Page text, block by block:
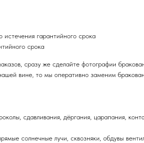
гарантийного срока
срока
сразу же сделайте фотографии
вине, то мы оперативно заменим
сдавливания, дёргания, царапания,
солнечные лучи, сквозняки, обдувы